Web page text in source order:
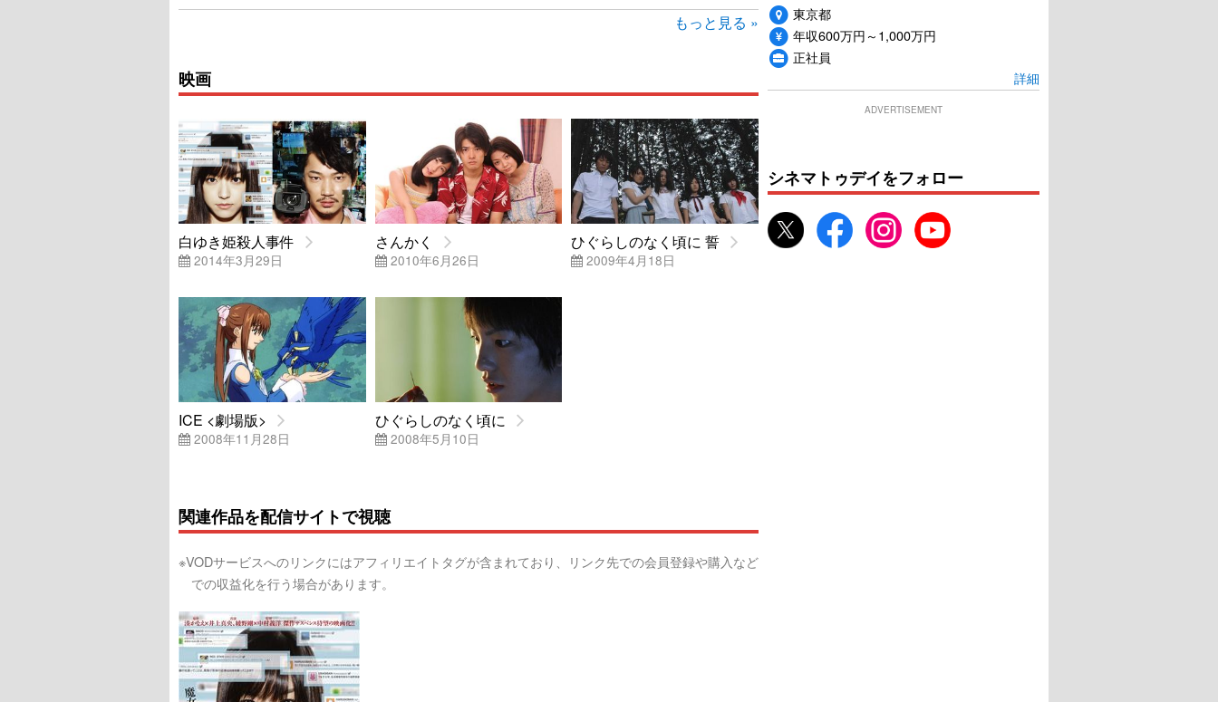
もっと見る »
映画
白ゆき姫殺人事件
2014年3月29日
さんかく
2010年6月26日
ひぐらしのなく頃に 誓
2009年4月18日
ICE <劇場版>
2008年11月28日
ひぐらしのなく頃に
2008年5月10日
関連作品を配信サイトで視聴
※VODサービスへのリンクにはアフィリエイトタグが含まれており、リンク先での会員登録や購入など
での収益化を行う場合があります。
東京都
年収600万円～1,000万円
正社員
詳細
ADVERTISEMENT
シネマトゥデイをフォロー